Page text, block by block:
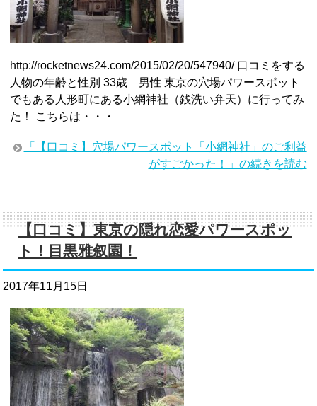
http://rocketnews24.com/2015/02/20/547940/ 口コミをする
人物の年齢と性別 33歳 男性 東京の穴場パワースポット
でもある人形町にある小網神社（銭洗い弁天）に行ってみ
た！ こちらは・・・
「【口コミ】穴場パワースポット「小網神社」のご利益
がすごかった！」の続きを読む
【口コミ】東京の隠れ恋愛パワースポッ
ト！目黒雅叙園！
2017年11月15日